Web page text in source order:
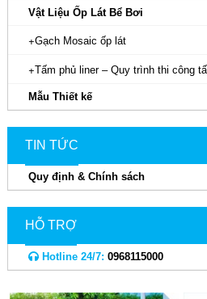
Vật Liệu Ốp Lát Bể Bơi
Gạch Mosaic ốp lát
Tấm phủ liner – Quy trình thi công
Mẫu Thiết kế
TIN TỨC
Quy định & Chính sách
HỖ TRỢ
Hotline 24/7: 0968115000